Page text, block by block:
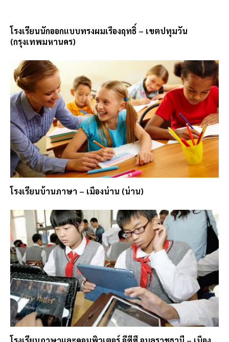
โรงเรียนนักออกแบบทรงผมเรืองฤทธิ์ – เขตปทุมวัน
(กรุงเทพมหานคร)
โรงเรียนบ้านภาษา – เมืองน่าน (น่าน)